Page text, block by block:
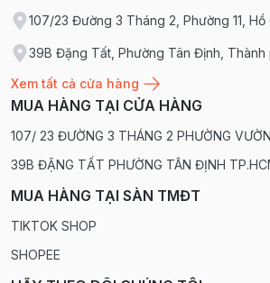
107/23 Đường 3 Tháng 2, Phường 11, Hồ
39B Đặng Tất, Phường Tân Định, Thành
Xem tất cả cửa hàng
MUA HÀNG TẠI CỬA HÀNG
107/ 23 ĐƯỜNG 3 THÁNG 2 PHƯỜNG
39B ĐẶNG TẤT PHƯỜNG TÂN ĐỊNH
MUA HÀNG TẠI SÀN TMĐT
TIKTOK SHOP
SHOPEE